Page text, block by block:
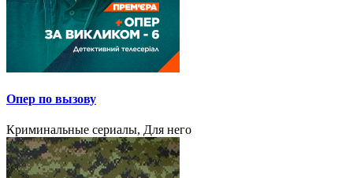
Опер по вызову
Криминальные сериалы, Для него